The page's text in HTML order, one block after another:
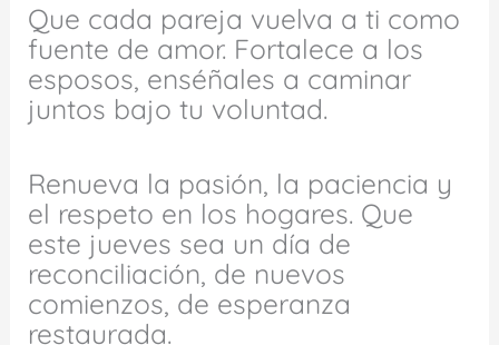
Que cada pareja vuelva a ti como
fuente de amor. Fortalece a los
esposos, enséñales a caminar
juntos bajo tu voluntad.
Renueva la pasión, la paciencia y
el respeto en los hogares. Que
este jueves sea un día de
reconciliación, de nuevos
comienzos, de esperanza
restaurada.